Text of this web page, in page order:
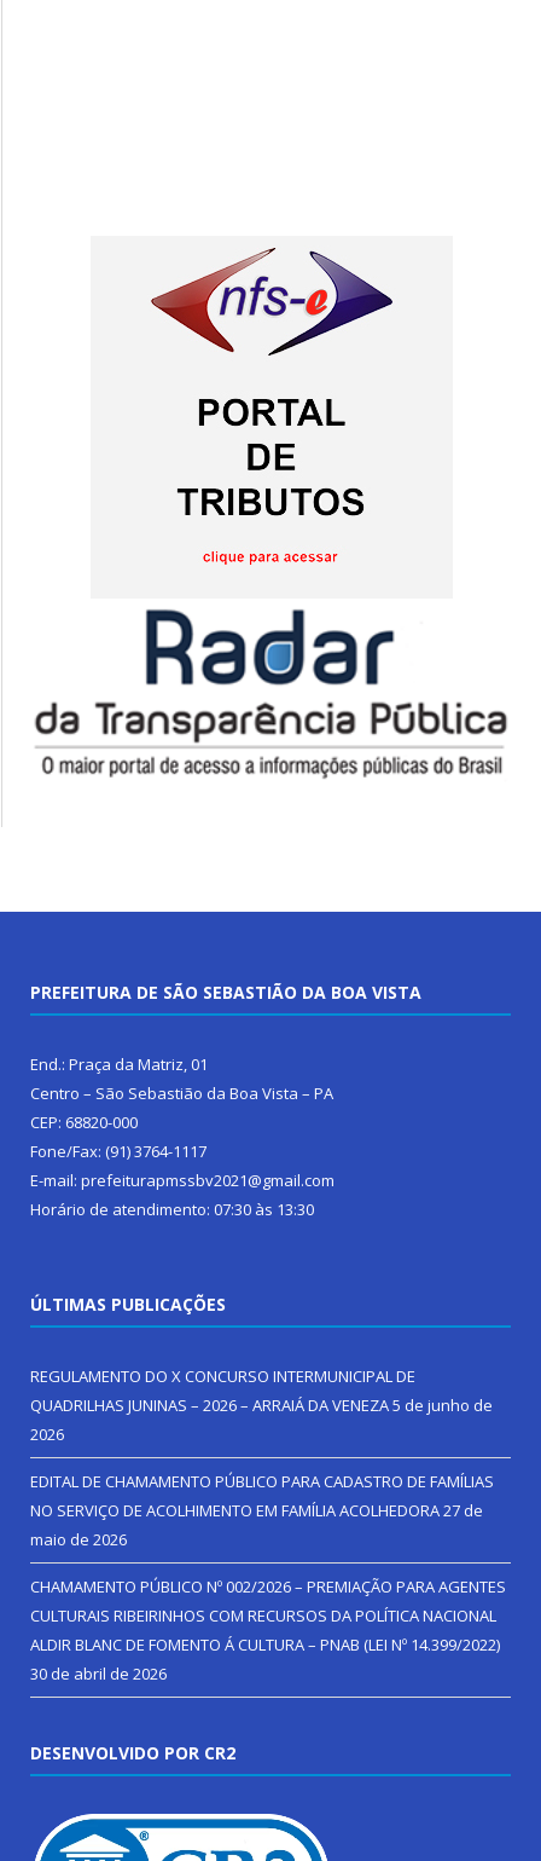
PREFEITURA DE SÃO SEBASTIÃO DA BOA VISTA
End.: Praça da Matriz, 01
Centro – São Sebastião da Boa Vista – PA
CEP: 68820-000
Fone/Fax: (91) 3764-1117
E-mail: prefeiturapmssbv2021@gmail.com
Horário de atendimento: 07:30 às 13:30
ÚLTIMAS PUBLICAÇÕES
REGULAMENTO DO X CONCURSO INTERMUNICIPAL DE
QUADRILHAS JUNINAS – 2026 – ARRAIÁ DA VENEZA5 de junho de
2026
EDITAL DE CHAMAMENTO PÚBLICO PARA CADASTRO DE FAMÍLIAS
NO SERVIÇO DE ACOLHIMENTO EM FAMÍLIA ACOLHEDORA27 de
maio de 2026
CHAMAMENTO PÚBLICO Nº 002/2026 – PREMIAÇÃO PARA AGENTES
CULTURAIS RIBEIRINHOS COM RECURSOS DA POLÍTICA NACIONAL
ALDIR BLANC DE FOMENTO Á CULTURA – PNAB (LEI Nº 14.399/2022)
30 de abril de 2026
DESENVOLVIDO POR CR2